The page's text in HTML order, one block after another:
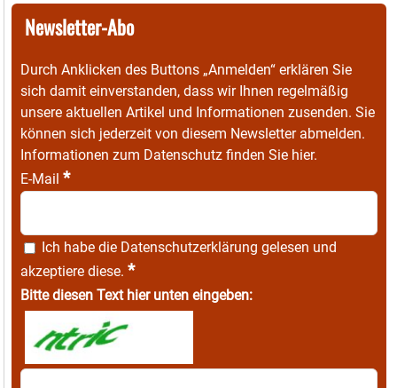
Newsletter-Abo
Durch Anklicken des Buttons „Anmelden“ erklären Sie
sich damit einverstanden, dass wir Ihnen regelmäßig
unsere aktuellen Artikel und Informationen zusenden. Sie
können sich jederzeit von diesem Newsletter abmelden.
Informationen zum Datenschutz finden Sie hier.
E-Mail *
Ich habe die Datenschutzerklärung gelesen und
akzeptiere diese. *
Bitte diesen Text hier unten eingeben: